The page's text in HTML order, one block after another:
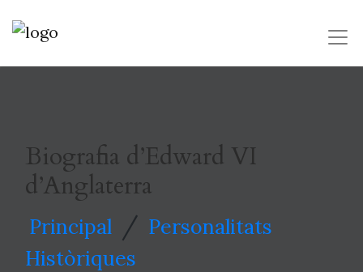
Biografia d’Edward VI
d’Anglaterra
Principal / Personalitats
Històriques